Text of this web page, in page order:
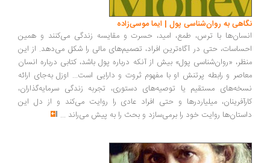
به روان‌شناسی پول | ایما موسی‌زاده
با ترس، طمع، امید، حسرت و مقایسه زندگی می‌کنند و همین
حتی در آگاه‌ترین افراد، تصمیم‌های مالی را شکل می‌دهد. از این
«روان‌شناسی پول» بیش از آنکه درباره پول باشد، کتابی درباره انسان
و رابطه پرتنش او با مفهوم ثروت و دارایی است... اوزل به‌جای ارائه
مستقیم یا توصیه‌های دستوری، تجربه زندگی سرمایه‌گذاران،
میلیاردرها و حتی افراد عادی را روایت می‌کند و از دل این
روایت خود را برمی‌سازد و بحث را به پیش می‌راند ...